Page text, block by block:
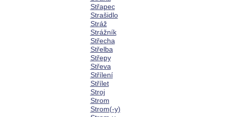
Střapec
Strašidlo
Stráž
Strážník
Střecha
Střelba
Střepy
Střeva
Střílení
Střílet
Stroj
Strom
Strom(-y)